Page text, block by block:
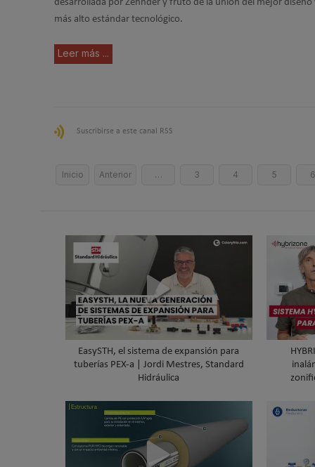
desarrollada por Zehnder y fruto de la unión del mejor diseño
más alto estándar tecnológico.
Leer más ...
Suscribirse a este canal RSS
Inicio Anterior … 3 4 5 6
EasySTH, el sistema de expansión para
tuberías PEX-a | Jordi Mestres, Standard
Hidráulica